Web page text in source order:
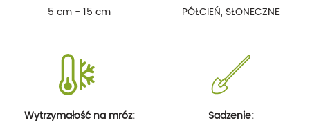
5 cm - 15 cm
PÓŁCIEŃ, SŁONECZNE
Wytrzymałość na mróz:
Sadzenie: